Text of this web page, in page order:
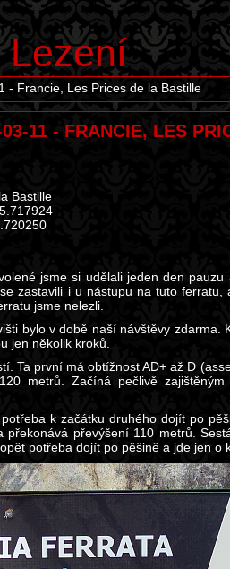
Lezení
- Francie, Les Prices de la Bastille
11 - FRANCIE, LES
Bastille
jsme si udělali jeden den
zastavili i u nástupu na tuto
jsme nelezli.
bylo v době naší návštěvy
jen několik kroků.
Ta první má obtížnost AD+ až D
metrů. Začíná pečlivě
k začátku druhého dojít po
překonává převýšení 110 metrů.
potřeba dojít po pěšině a jde jen o